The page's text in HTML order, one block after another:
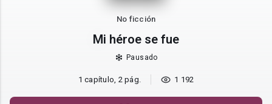
No ficción
Mi héroe se fue
Pausado
1 capítulo, 2 pág. 1 192